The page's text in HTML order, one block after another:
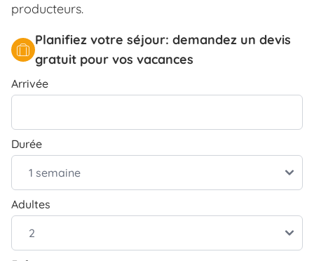
producteurs.
Planifiez votre séjour: demandez un devis
gratuit pour vos vacances
Arrivée
Durée
Adultes